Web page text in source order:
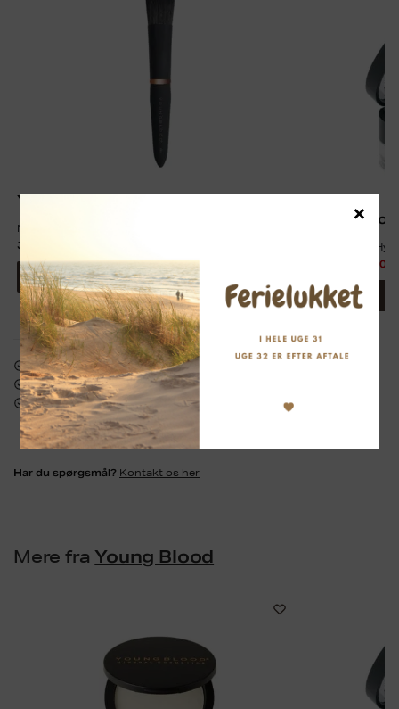
Young Blood
Makeup Brush Foundation YB4
379,00
Læg i kurv
Young Blood
Loose Hi-Def
300,00
Gratis fragt v/køb over 599 kr.
2-3 hverdages levering
Sikker betaling:
Har du spørgsmål? Kontakt os her
Mere fraYoung Blood
×